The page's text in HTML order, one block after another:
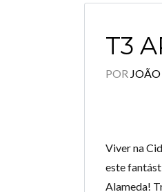
T3
POR
Viver na
este
Alameda!